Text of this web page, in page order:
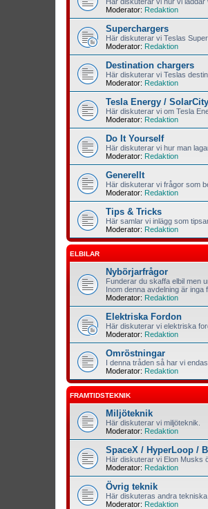
Moderator: Redaktion
Superchargers
Här diskuterar vi Teslas
Moderator: Redaktion
Destination chargers
Här diskuterar vi Teslas
Moderator: Redaktion
Tesla Energy / SolarCity
Här diskuterar vi om Tesla
Moderator: Redaktion
Do It Yourself
Här diskuterar vi hur man
Moderator: Redaktion
Generellt
Här diskuterar vi frågor som
Moderator: Redaktion
Tips & Tricks
Här samlar vi inlägg som
Moderator: Redaktion
ELBILAR
Nybörjarfrågor
Funderar du skaffa elbil men
Inom denna avdelning är inga
Moderator: Redaktion
Elektriska Fordon
Här diskuterar vi elektriska
Moderator: Redaktion
Omröstningar
I denna tråden så har vi
Moderator: Redaktion
FRAMTIDSTEKNIK
Miljöteknik
Här diskuterar vi miljöteknik.
Moderator: Redaktion
SpaceX / HyperLoop /
Här diskuterar vi Elon Musks
Moderator: Redaktion
Övrig teknik
Här diskuteras andra
Moderator: Redaktion